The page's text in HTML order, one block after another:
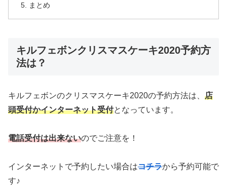
まとめ
キルフェボンクリスマスケーキ2020予約方
法は？
キルフェボンのクリスマスケーキ2020の予約方法は、 店
頭受付かインターネット受付となっています。
電話受付は出来ないのでご注意を！
インターネットで予約したい場合はコチラから予約可能で
す♪